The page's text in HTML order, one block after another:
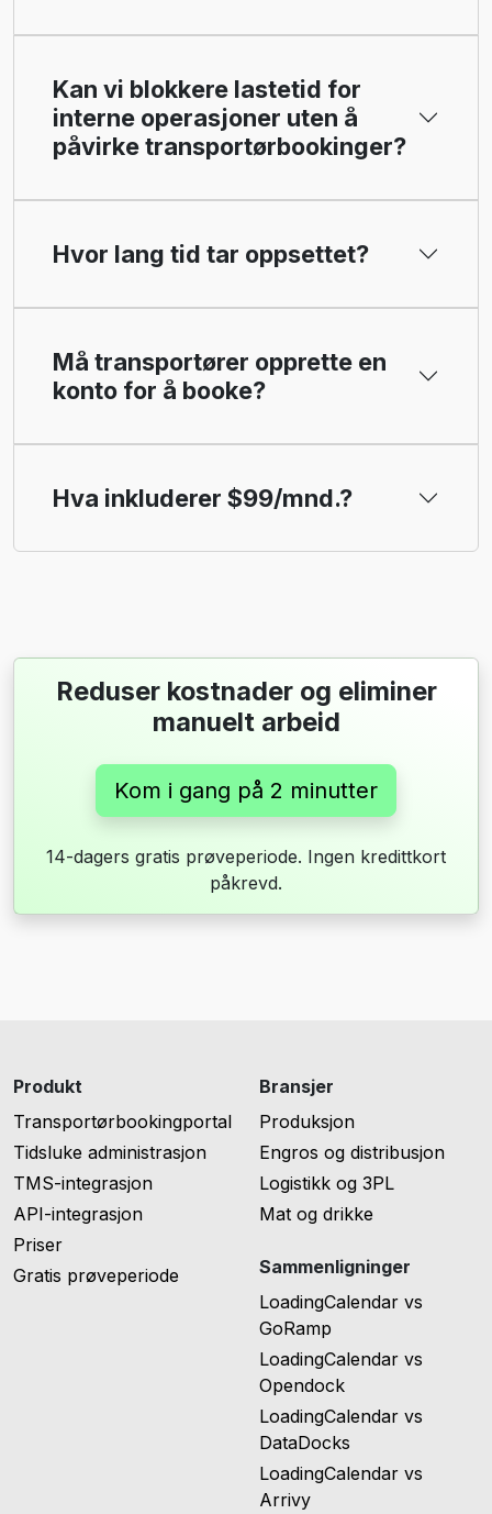
Kan vi blokkere lastetid for
interne operasjoner uten å
påvirke transportørbookinger?
Hvor lang tid tar oppsettet?
Må transportører opprette en
konto for å booke?
Hva inkluderer $99/mnd.?
Reduser kostnader og eliminer
manuelt arbeid
Kom i gang på 2 minutter
14-dagers gratis prøveperiode. Ingen kredittkort
påkrevd.
Produkt
Transportørbookingportal
Tidsluke administrasjon
TMS-integrasjon
API-integrasjon
Priser
Gratis prøveperiode
Bransjer
Produksjon
Engros og distribusjon
Logistikk og 3PL
Mat og drikke
Sammenligninger
LoadingCalendar vs
GoRamp
LoadingCalendar vs
Opendock
LoadingCalendar vs
DataDocks
LoadingCalendar vs
Arrivy